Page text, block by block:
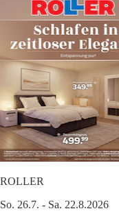
ROLLER
So. 26.7. - Sa. 22.8.2026